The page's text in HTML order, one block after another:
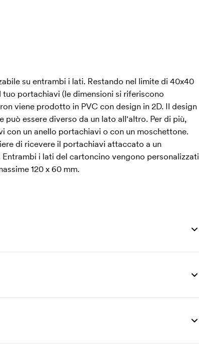
su entrambi i lati. Restando nel limite di 40x40
portachiavi (le dimensioni si riferiscono
viene prodotto in PVC con design in 2D. Il design
può essere diverso da un lato all'altro. Per di più,
con un anello portachiavi o con un moschettone.
di ricevere il portachiavi attaccato a un
i lati del cartoncino vengono personalizzati
120 x 60 mm.
1000 pz 2500 pz 5000 pz
10000 pz